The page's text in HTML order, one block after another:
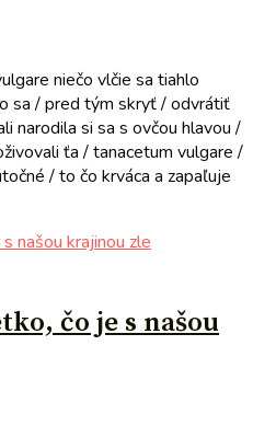
niečo vlčie sa tiahlo
sa / pred tým skryť / odvrátiť
narodila si sa s ovčou hlavou /
ťa / tanacetum vulgare /
/ to čo krváca a zapaľuje
čo je s našou